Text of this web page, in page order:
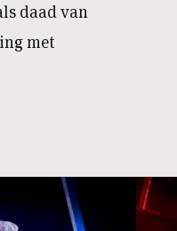
daad van
met